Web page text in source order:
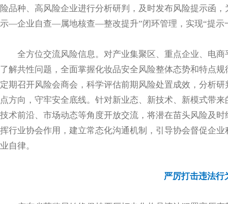
险品种、高风险企业进行分析研判，及时发布风险提示函
示—企业自查—属地核查—整改提升”闭环管理，实现“提示
全方位交流风险信息。对产业集聚区、重点企业、电
了解共性问题，全面掌握化妆品安全风险整体态势和特点
定期召开风险会商会，科学评估前期风险处置成效，分析
点方向，守牢安全底线。针对新业态、新技术、新模式带
技术前沿、市场动态等角度开放交流，将潜在苗头风险及
挥行业协会作用，建立常态化沟通机制，引导协会督促企
业自律。
严厉打击违法行